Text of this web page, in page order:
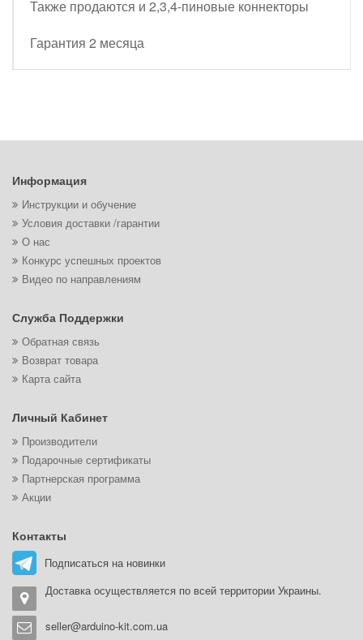
Также продаются и 2,3,4-пиновые коннекторы
Гарантия 2 месяца
Информация
Инструкции и обучение
Условия доставки /гарантии
О нас
Конкурс успешных проектов
Видео по направлениям
Служба Поддержки
Обратная связь
Возврат товара
Карта сайта
Личный Кабинет
Производители
Подарочные сертификаты
Партнерская программа
Акции
Контакты
Подписаться на новинки
Доставка осуществляется по всей территории Украины.
seller@arduino-kit.com.ua